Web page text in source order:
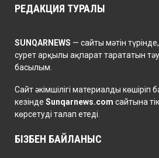
РЕДАКЦИЯ ТУРАЛЫ
SUNQARNEWS — сайты мәтін
сурет арқылы ақпарат тарататын
басылым.
Сайт әкімшілігі материалды көшіріп
кезінде Sunqarnews.com сайтына
көрсетуді талап етеді.
БІЗБЕН БАЙЛАНЫС